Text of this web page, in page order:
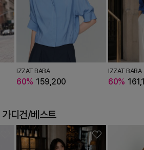
THE TILBURY
66%121,720
JJ
143,200 52,440
IZZAT BABA
60% 159,200
IZZAT BABA
60%
가디건/베스트